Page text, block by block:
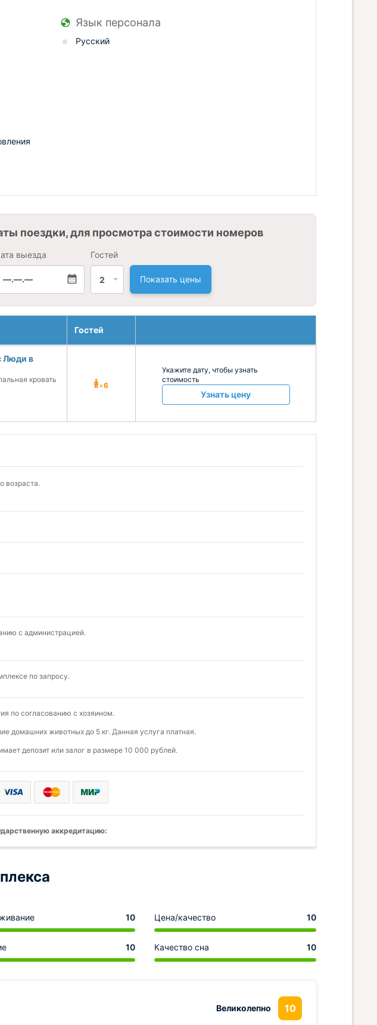
Язык персонала
Русский
поездки, для просмотра стоимости номеров
выезда
—.—.—
Гостей
2 Показать цены
Гостей
Люди в
кровать
×6
Укажите дату, чтобы узнать
стоимость
Узнать цену
возраста.
с администрацией.
по запросу.
по согласованию с хозяином.
домашних животных до 5 кг. Данная услуга платная.
депозит или залог в размере 10 000 рублей.
аккредитацию:
10 Цена/качество 10
10 Качество сна 10
Великолепно 10